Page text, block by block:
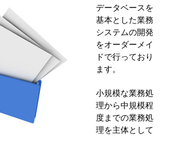
データベースを
基本とした業務
システムの開発
をオーダーメイ
ドで行っており
ます。
小規模な業務処
理から中規模程
度までの業務処
理を主体として